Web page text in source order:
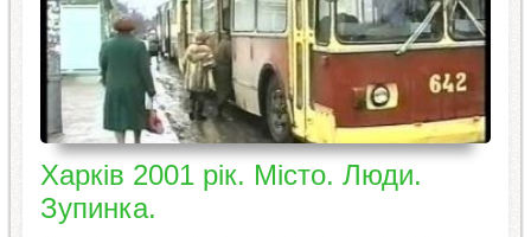
Харків 2001 рік. Місто. Люди.
Зупинка.